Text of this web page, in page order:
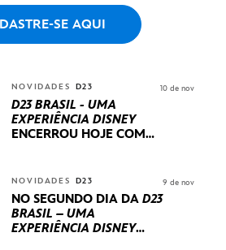
SE AQUI
NOVIDADES D23
D23 BRASIL - UMA
EXPERIÊNCIA DISNEY
ENCERROU HOJE COM
INTERNACIONAIS E
PRODUÇÕES BRASILEIRAS
10 de nov
NOVIDADES D23
NO SEGUNDO DIA DA D23
BRASIL – UMA
EXPERIÊNCIA DISNEY
9 de nov